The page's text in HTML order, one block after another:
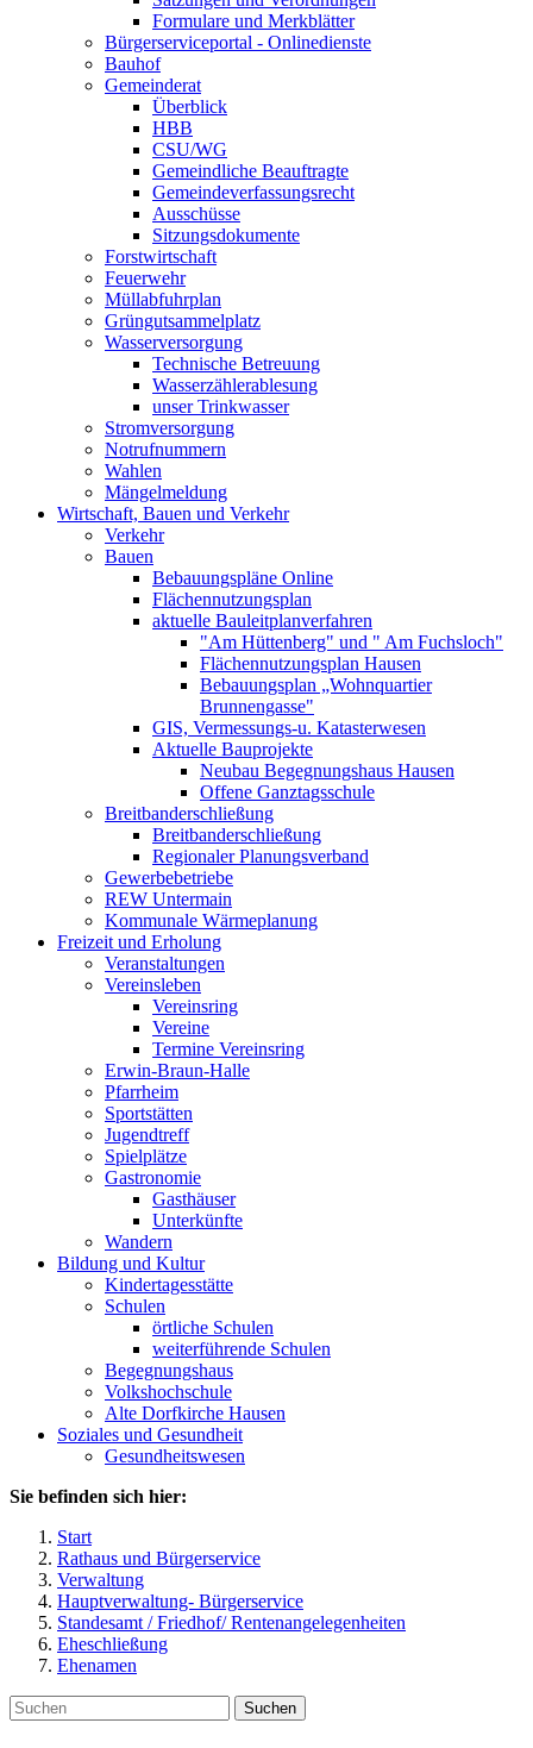
Formulare und Merkblätter
Bürgerserviceportal - Onlinedienste
Bauhof
Gemeinderat
Überblick
HBB
CSU/WG
Gemeindliche Beauftragte
Gemeindeverfassungsrecht
Ausschüsse
Sitzungsdokumente
Forstwirtschaft
Feuerwehr
Müllabfuhrplan
Grüngutsammelplatz
Wasserversorgung
Technische Betreuung
Wasserzählerablesung
unser Trinkwasser
Stromversorgung
Notrufnummern
Wahlen
Mängelmeldung
Wirtschaft, Bauen und Verkehr
Verkehr
Bauen
Bebauungspläne Online
Flächennutzungsplan
aktuelle Bauleitplanverfahren
"Am Hüttenberg" und " Am Fuchsloch"
Flächennutzungsplan Hausen
Bebauungsplan „Wohnquartier
Brunnengasse"
GIS, Vermessungs-u. Katasterwesen
Aktuelle Bauprojekte
Neubau Begegnungshaus Hausen
Offene Ganztagsschule
Breitbanderschließung
Breitbanderschließung
Regionaler Planungsverband
Gewerbebetriebe
REW Untermain
Kommunale Wärmeplanung
Freizeit und Erholung
Veranstaltungen
Vereinsleben
Vereinsring
Vereine
Termine Vereinsring
Erwin-Braun-Halle
Pfarrheim
Sportstätten
Jugendtreff
Spielplätze
Gastronomie
Gasthäuser
Unterkünfte
Wandern
Bildung und Kultur
Kindertagesstätte
Schulen
örtliche Schulen
weiterführende Schulen
Begegnungshaus
Volkshochschule
Alte Dorfkirche Hausen
Soziales und Gesundheit
Gesundheitswesen
Sie befinden sich hier:
Start
Rathaus und Bürgerservice
Verwaltung
Hauptverwaltung- Bürgerservice
Standesamt / Friedhof/ Rentenangelegenheiten
Eheschließung
Ehenamen
Suchen